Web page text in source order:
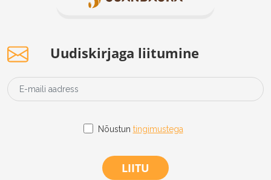
Uudiskirjaga liitumine
Nõustun tingimustega
LIITU